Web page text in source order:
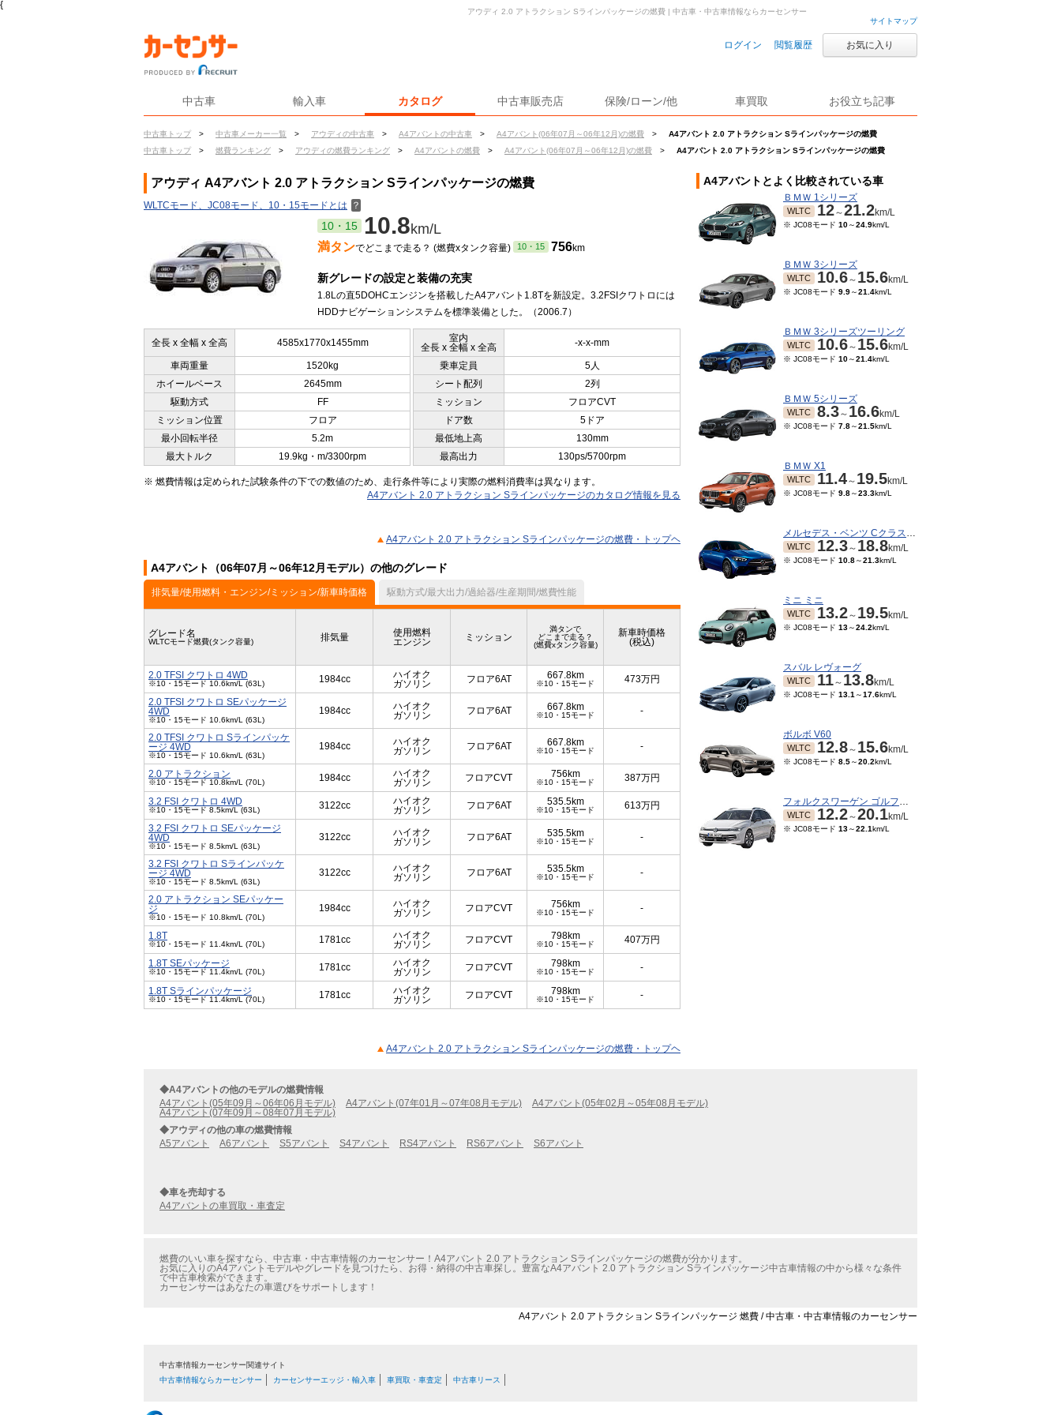
{
サイトマップ
ログイン 閲覧履歴 お気に入り
中古車 輸入車 カタログ 中古車販売店 保険/ローン/他 車買取 お役立ち記事
中古車トップ > 中古車メーカー一覧 > アウディの中古車 > A4アバントの中古車 > A4アバント(06年07月～06年12月)の燃費 >
A4アバント 2.0 アトラクション Sラインパッケージの燃費
中古車トップ
> 燃費ランキング > アウディの燃費ランキング > A4アバントの燃費 > A4アバント(06年07月～06年12月)の燃費 > A4アバント 2.0 アトラクション Sラインパッケージの燃費
アウディ 2.0 アトラクション Sラインパッケージの燃費 | 中古車・中古車情報ならカーセンサー
アウディ A4アバント 2.0 アトラクション Sラインパッケージの燃費
WLTCモード、JC08モード、10・15モードとは ？
10・15 10.8km/L
満タンでどこまで走る？ (燃費xタンク容量) 10・15 756km
新グレードの設定と装備の充実
1.8Lの直5DOHCエンジンを搭載したA4アバント1.8Tを新設定。3.2FSIクワトロには
HDDナビゲーションシステムを標準装備とした。（2006.7）
全長 x 全幅 x 全高 4585x1770x1455mm
室内
全長 x 全幅 x 全高
-x-x-mm
車両重量 1520kg 乗車定員
5人
ホイールベース
2645mm シート配列
2列
駆動方式
FF ミッション
フロアCVT
ミッション位置
フロア ドア数
5ドア
最小回転半径
5.2m 最低地上高
130mm
最大トルク
19.9kg・m/3300rpm 最高出力 130ps/5700rpm
※ 燃費情報は定められた試験条件の下での数値のため、走行条件等により実際の燃料消費率は異なります。
A4アバント 2.0 アトラクション Sラインパッケージのカタログ情報を見る
A4アバント 2.0 アトラクション Sラインパッケージの燃費・トップヘ
A4アバント（06年07月～06年12月モデル）の他のグレード
排気量/使用燃料・エンジン/ミッション/新車時価格 駆動方式/最大出力/過給器/生産期間/燃費性能
グレード名
WLTCモード燃費(タンク容量) 排気量
使用燃料
エンジン
ミッション
満タンで
どこまで走る？
(燃費xタンク容量)
新車時価格
(税込)
2.0 TFSI クワトロ 4WD
※10・15モード 10.6km/L (63L) 1984cc
ハイオク
ガソリン
フロア6AT 667.8km
※10・15モード 473万円
2.0 TFSI クワトロ SEパッケージ
4WD
※10・15モード 10.6km/L (63L)
1984cc
ハイオク
ガソリン
フロア6AT 667.8km
※10・15モード -
2.0 TFSI クワトロ Sラインパッケ
ージ 4WD
※10・15モード 10.6km/L (63L)
1984cc
ハイオク
ガソリン
フロア6AT 667.8km
※10・15モード -
2.0 アトラクション
※10・15モード 10.8km/L (70L) 1984cc
ハイオク
ガソリン
フロアCVT 756km
※10・15モード 387万円
3.2 FSI クワトロ 4WD
※10・15モード 8.5km/L (63L) 3122cc
ハイオク
ガソリン
フロア6AT 535.5km
※10・15モード 613万円
3.2 FSI クワトロ SEパッケージ
4WD
※10・15モード 8.5km/L (63L)
3122cc
ハイオク
ガソリン
フロア6AT 535.5km
※10・15モード -
3.2 FSI クワトロ Sラインパッケ
ージ 4WD
※10・15モード 8.5km/L (63L)
3122cc
ハイオク
ガソリン
フロア6AT 535.5km
※10・15モード -
2.0 アトラクション SEパッケー
ジ
※10・15モード 10.8km/L (70L)
1984cc
ハイオク
ガソリン
フロアCVT 756km
※10・15モード -
1.8T
※10・15モード 11.4km/L (70L) 1781cc
ハイオク
ガソリン
フロアCVT 798km
※10・15モード 407万円
1.8T SEパッケージ
※10・15モード 11.4km/L (70L) 1781cc
ハイオク
ガソリン
フロアCVT 798km
※10・15モード -
1.8T Sラインパッケージ
※10・15モード 11.4km/L (70L) 1781cc
ハイオク
ガソリン
フロアCVT 798km
※10・15モード -
A4アバント 2.0 アトラクション Sラインパッケージの燃費・トップヘ
A4アバントとよく比較されている車
ＢＭＷ 1シリーズ
WLTC 12～21.2km/L
※ JC08モード 10～24.9km/L
ＢＭＷ 3シリーズ
WLTC 10.6～ 15.6km/L
※ JC08モード 9.9～21.4km/L
ＢＭＷ 3シリーズツーリング
WLTC 10.6～ 15.6km/L
※ JC08モード 10～21.4km/L
ＢＭＷ 5シリーズ
WLTC 8.3～ 16.6km/L
※ JC08モード 7.8～21.5km/L
ＢＭＷ X1
WLTC 11.4～ 19.5km/L
※ JC08モード 9.8～23.3km/L
メルセデス・ベンツ Cクラスワゴン
WLTC 12.3～ 18.8km/L
※ JC08モード 10.8～21.3km/L
ミニ ミニ
WLTC 13.2～ 19.5km/L
※ JC08モード 13～24.2km/L
スバル レヴォーグ
WLTC 11～ 13.8km/L
※ JC08モード 13.1 ～17.6km/L
ボルボ V60
WLTC 12.8～ 15.6km/L
※ JC08モード 8.5～20.2km/L
フォルクスワーゲン ゴルフヴァリアント
WLTC 12.2～20.1km/L
※ JC08モード 13～22.1km/L
◆A4アバントの他のモデルの燃費情報
A4アバント(05年09月～06年06月モデル)
A4アバント(07年01月～07年08月モデル)
A4アバント(05年02月～05年08月モデル)
A4アバント(07年09月～08年07月モデル)
◆アウディの他の車の燃費情報
A5アバント
A6アバント S5アバント S4アバント RS4アバント RS6アバント S6アバント
◆車を売却する
A4アバントの車買取・車査定
燃費のいい車を探すなら、中古車・中古車情報のカーセンサー！A4アバント 2.0 アトラクション Sラインパッケージの燃費が分かります。
お気に入りのA4アバントモデルやグレードを見つけたら、お得・納得の中古車探し。豊富なA4アバント 2.0 アトラクション Sラインパッケージ中古車情報の中から様々な条件
で中古車検索ができます。
カーセンサーはあなたの車選びをサポートします！
A4アバント 2.0 アトラクション Sラインパッケージ 燃費 / 中古車・中古車情報のカーセンサー
中古車情報カーセンサー関連サイト
中古車情報ならカーセンサー
カーセンサーエッジ・輸入車 車買取・車査定 中古車リース